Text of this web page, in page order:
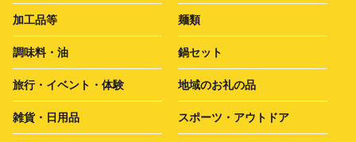
加工品等 麺類
調味料・油 鍋セット
旅行・イベント・体験 地域のお礼の品
雑貨・日用品 スポーツ・アウトドア